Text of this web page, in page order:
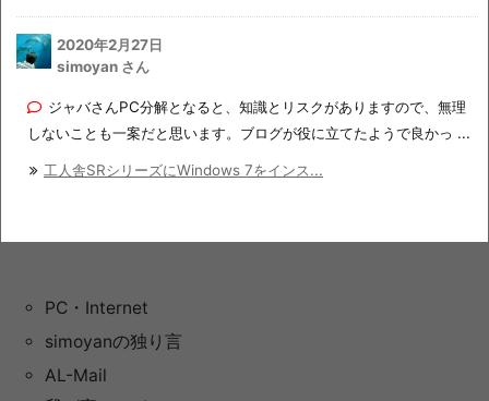
2020年2月27日
simoyan さん
ジャバさんPC分解となると、知識とリスクがありますので、無理
しないことも一案だと思います。ブログが役に立てたようで良かっ ...
工人舎SRシリーズにWindows 7をインス...
PC・Internet
simoyanの独り言
AL-Mail